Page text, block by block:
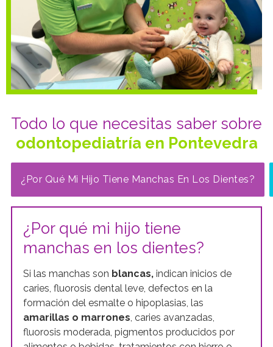
La higiene dental es un hábito que debe adquirirse
desde niños, por ese motivo instruimos tanto a
padres como a niños sobre la mejor manera de
cepillarse a cada edad.
Todo lo que necesitas saber sobre
odontopediatría en Pontevedra
¿Por Qué Mi Hijo Tiene Manchas En Los Dientes?
¿Por qué mi hijo tiene
manchas en los dientes?
Si las manchas son blancas, indican inicios de
caries, fluorosis dental leve, defectos en la
formación del esmalte o hipoplasias, las
amarillas o marrones, caries avanzadas,
fluorosis moderada, pigmentos producidos por